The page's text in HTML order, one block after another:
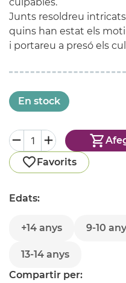
Junts resoldreu
quins han estat els
i portareu a presó els
En stock
Favorits
Edats:
+14 anys 9-10
13-14 anys
Compartir per: